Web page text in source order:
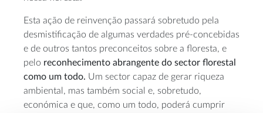
Esta ação de reinvenção passará sobretudo pela
desmistificação de algumas verdades pré-concebidas
e de outros tantos preconceitos sobre a floresta, e
pelo reconhecimento abrangente do sector florestal
como um todo. Um sector capaz de gerar riqueza
ambiental, mas também social e, sobretudo,
económica e que, como um todo, poderá cumprir